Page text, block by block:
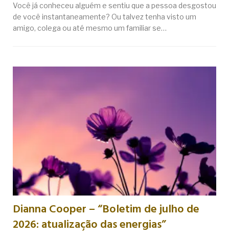
Você já conheceu alguém e sentiu que a pessoa desgostou
de você instantaneamente? Ou talvez tenha visto um
amigo, colega ou até mesmo um familiar se…
Dianna Cooper – “Boletim de julho de
2026: atualização das energias”